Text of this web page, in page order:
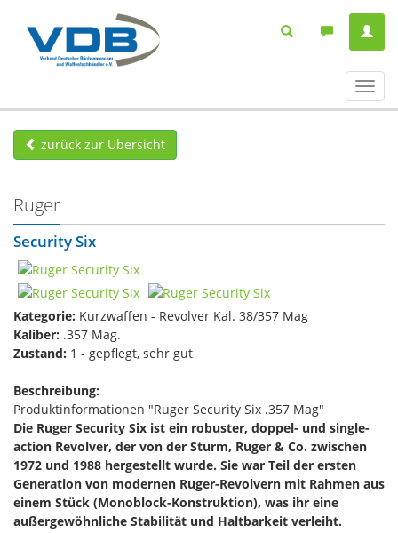
ein-/
zurück zur Übersicht
Ruger
Security Six
Kategorie: Kurzwaffen - Revolver Kal. 38/357 Mag
Kaliber: .357 Mag.
Zustand: 1 - gepflegt, sehr gut
Beschreibung:
Produktinformationen "Ruger Security Six .357 Mag"
Die Ruger Security Six ist ein robuster, doppel- und single-
action Revolver, der von der Sturm, Ruger & Co. zwischen
1972 und 1988 hergestellt wurde. Sie war Teil der ersten
Generation von modernen Ruger-Revolvern mit Rahmen aus
einem Stück (Monoblock-Konstruktion), was ihr eine
außergewöhnliche Stabilität und Haltbarkeit verleiht.